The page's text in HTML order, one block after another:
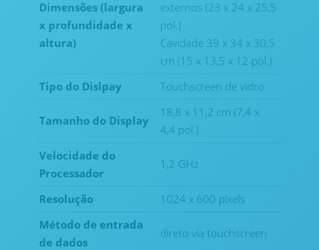
Dimensões (largura
x profundidade x
altura)
externos (23 x 24 x 25,5
pol.)
Cavidade 39 x 34 x 30,5
cm (15 x 13,5 x 12 pol.)
Tipo do Dislpay
Touchscreen de vidro
Tamanho do Display
18,8 x 11,2 cm (7,4 x
4,4 pol.)
Velocidade do
Processador
1,2 GHz
Resolução
1024 x 600 pixels
Método de entrada
de dados
direto via touchscreen